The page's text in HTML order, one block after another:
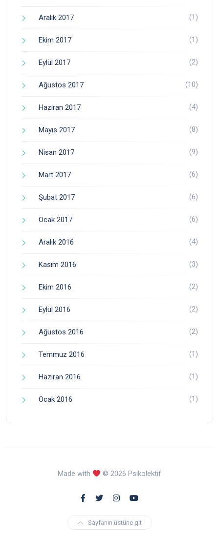
Aralık 2017 (1)
Ekim 2017 (1)
Eylül 2017 (2)
Ağustos 2017 (10)
Haziran 2017 (4)
Mayıs 2017 (8)
Nisan 2017 (9)
Mart 2017 (6)
Şubat 2017 (6)
Ocak 2017 (6)
Aralık 2016 (4)
Kasım 2016 (3)
Ekim 2016 (2)
Eylül 2016 (2)
Ağustos 2016 (2)
Temmuz 2016 (1)
Haziran 2016 (1)
Ocak 2016 (1)
Made with © 2026 Psikolektif
Sayfanın üstüne git